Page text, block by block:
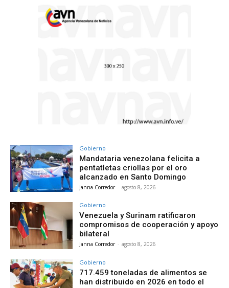
Gobierno
Mandataria venezolana felicita a
pentatletas criollas por el oro
alcanzado en Santo Domingo
Janna Corredor - agosto 8, 2026
Gobierno
Venezuela y Surinam ratificaron
compromisos de cooperación y apoyo
bilateral
Janna Corredor - agosto 8, 2026
Gobierno
717.459 toneladas de alimentos se
han distribuido en 2026 en todo el